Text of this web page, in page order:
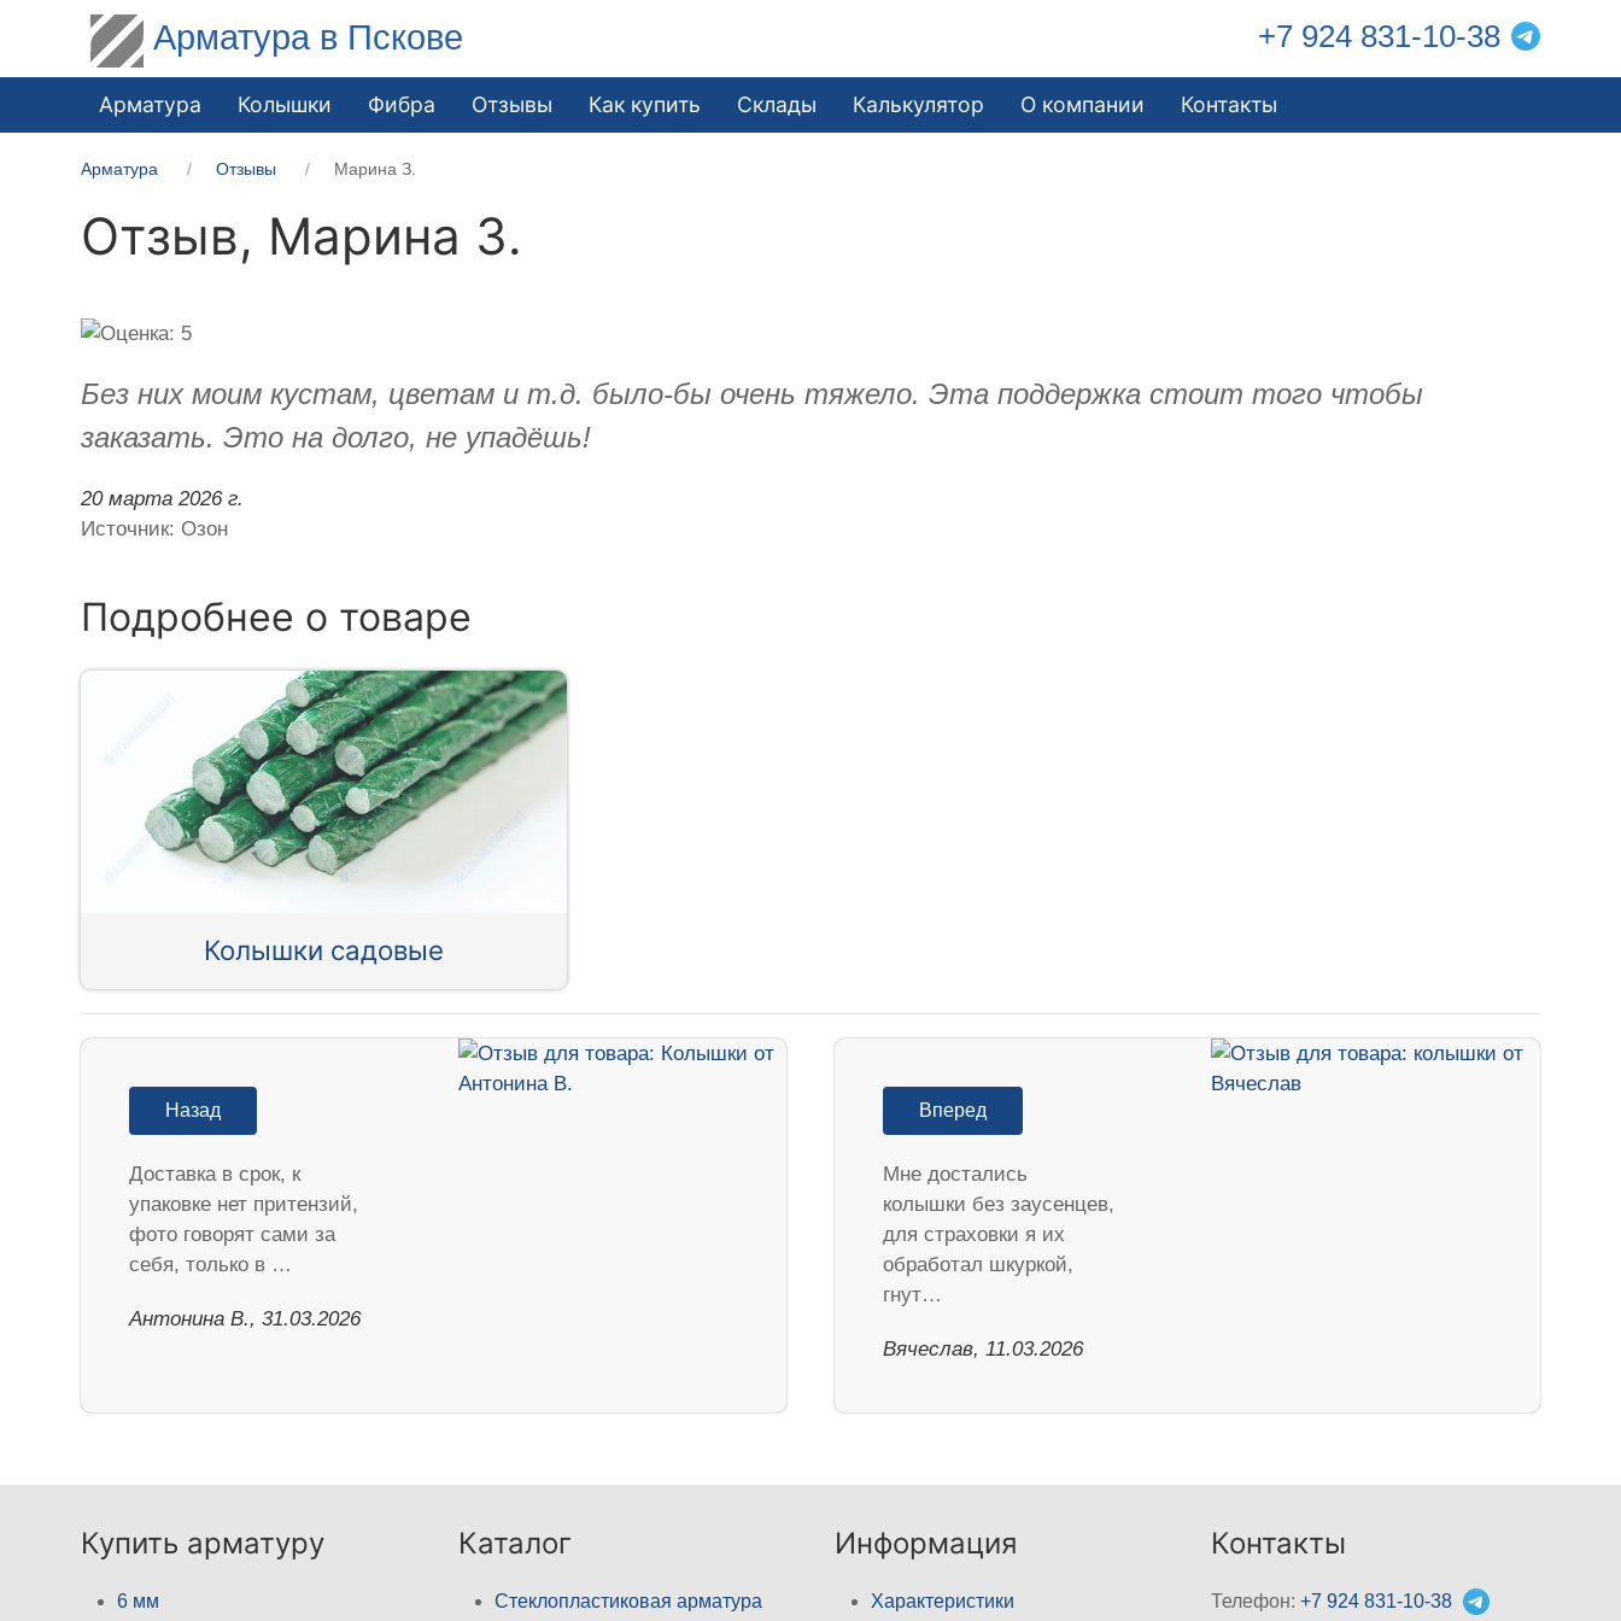
Арматура в Пскове +7 924 831-10-38
Арматура Колышки Фибра Отзывы Как купить Склады Калькулятор О компании Контакты
Арматура Отзывы Марина З.
Отзыв, Марина З.
Без них моим кустам, цветам и т.д. было-бы очень тяжело. Эта поддержка стоит того чтобы
заказать. Это на долго, не упадёшь!
20 марта 2026 г.
Источник: Озон
Подробнее о товаре
Колышки садовые
Назад
Доставка в срок, к
упаковке нет притензий,
фото говорят сами за
себя, только в …
Антонина В., 31.03.2026
Вперед
Мне достались
колышки без заусенцев,
для страховки я их
обработал шкуркой,
гнут…
Вячеслав, 11.03.2026
Купить арматуру
6 мм
Каталог
Стеклопластиковая арматура
Информация
Характеристики
Контакты
Телефон:+7 924 831-10-38